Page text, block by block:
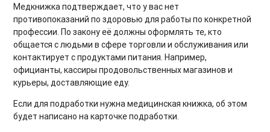
Медкнижка подтверждает, что у вас нет
противопоказаний по здоровью для работы по конкретной
профессии. По закону её должны оформлять те, кто
общается с людьми в сфере торговли и обслуживания или
контактирует с продуктами питания. Например,
официанты, кассиры продовольственных магазинов и
курьеры, доставляющие еду.
Если для подработки нужна медицинская книжка, об этом
будет написано на карточке подработки.